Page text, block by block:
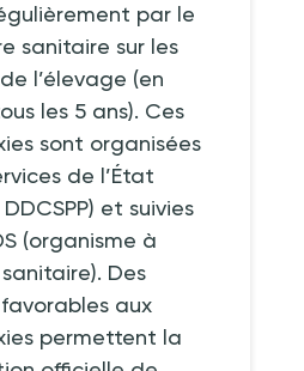
par le
sanitaire sur les
l’élevage (en
les 5 ans). Ces
sont organisées
de l’État
DDCSPP) et suivies
(organisme à
Des
aux
permettent la